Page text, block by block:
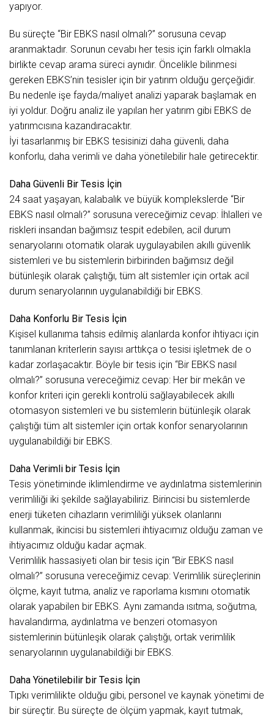
yapıyor.
Bu süreçte “Bir EBKS nasıl olmalı?” sorusuna cevap
aranmaktadır. Sorunun cevabı her tesis için farklı olmakla
birlikte cevap arama süreci aynıdır. Öncelikle bilinmesi
gereken EBKS’nin tesisler için bir yatırım olduğu gerçeğidir.
Bu nedenle işe fayda/maliyet analizi yaparak başlamak en
iyi yoldur. Doğru analiz ile yapılan her yatırım gibi EBKS de
yatırımcısına kazandıracaktır.
İyi tasarlanmış bir EBKS tesisinizi daha güvenli, daha
konforlu, daha verimli ve daha yönetilebilir hale getirecektir.
Daha Güvenli Bir Tesis İçin
24 saat yaşayan, kalabalık ve büyük komplekslerde “Bir
EBKS nasıl olmalı?” sorusuna vereceğimiz cevap: İhlalleri ve
riskleri insandan bağımsız tespit edebilen, acil durum
senaryolarını otomatik olarak uygulayabilen akıllı güvenlik
sistemleri ve bu sistemlerin birbirinden bağımsız değil
bütünleşik olarak çalıştığı, tüm alt sistemler için ortak acil
durum senaryolarının uygulanabildiği bir EBKS.
Daha Konforlu Bir Tesis İçin
Kişisel kullanıma tahsis edilmiş alanlarda konfor ihtiyacı için
tanımlanan kriterlerin sayısı arttıkça o tesisi işletmek de o
kadar zorlaşacaktır. Böyle bir tesis için “Bir EBKS nasıl
olmalı?” sorusuna vereceğimiz cevap: Her bir mekân ve
konfor kriteri için gerekli kontrolü sağlayabilecek akıllı
otomasyon sistemleri ve bu sistemlerin bütünleşik olarak
çalıştığı tüm alt sistemler için ortak konfor senaryolarının
uygulanabildiği bir EBKS.
Daha Verimli bir Tesis İçin
Tesis yönetiminde iklimlendirme ve aydınlatma sistemlerinin
verimliliği iki şekilde sağlayabiliriz. Birincisi bu sistemlerde
enerji tüketen cihazların verimliliği yüksek olanlarını
kullanmak, ikincisi bu sistemleri ihtiyacımız olduğu zaman ve
ihtiyacımız olduğu kadar açmak.
Verimlilik hassasiyeti olan bir tesis için “Bir EBKS nasıl
olmalı?” sorusuna vereceğimiz cevap: Verimlilik süreçlerinin
ölçme, kayıt tutma, analiz ve raporlama kısmını otomatik
olarak yapabilen bir EBKS. Aynı zamanda ısıtma, soğutma,
havalandırma, aydınlatma ve benzeri otomasyon
sistemlerinin bütünleşik olarak çalıştığı, ortak verimlilik
senaryolarının uygulanabildiği bir EBKS.
Daha Yönetilebilir bir Tesis İçin
Tıpkı verimlilikte olduğu gibi, personel ve kaynak yönetimi de
bir süreçtir. Bu süreçte de ölçüm yapmak, kayıt tutmak,